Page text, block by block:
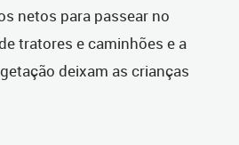
netos para passear no
tratores e caminhões e a
deixam as crianças